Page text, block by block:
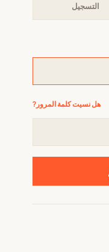
التسجيل
هل نسيت كلمة المرور?